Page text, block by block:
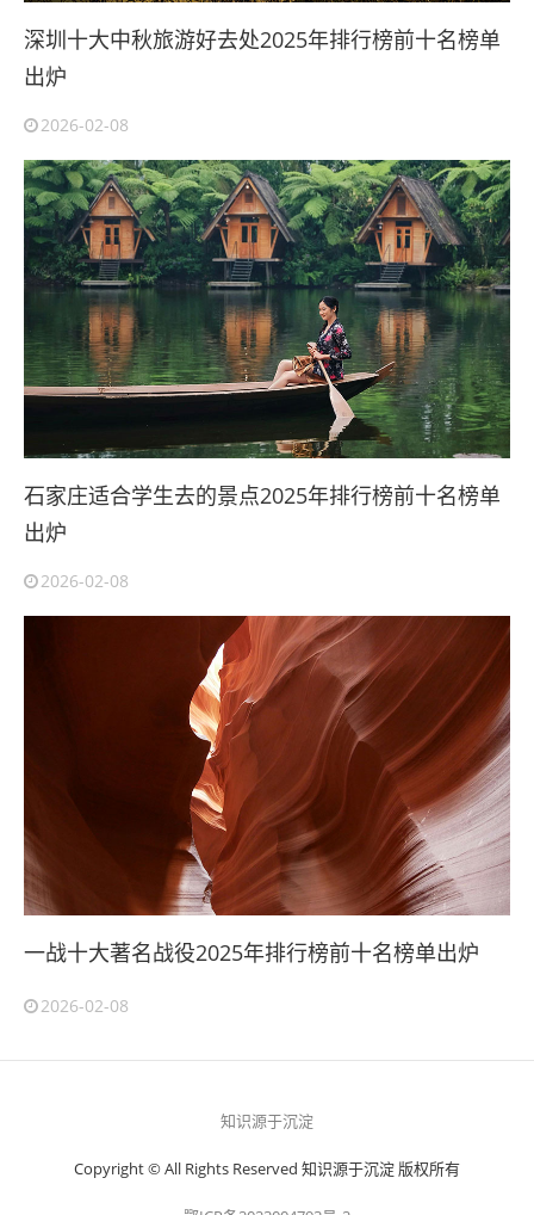
深圳十大中秋旅游好去处2025年排行榜前十名榜单
出炉
2026-02-08
石家庄适合学生去的景点2025年排行榜前十名榜单
出炉
2026-02-08
一战十大著名战役2025年排行榜前十名榜单出炉
2026-02-08
知识源于沉淀
Copyright © All Rights Reserved 知识源于沉淀 版权所有